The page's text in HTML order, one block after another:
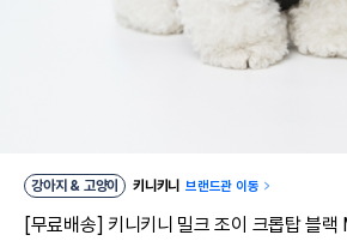
강아지 & 고양이 키니키니 브랜드관 이동
[무료배송] 키니키니 밀크 조이 크롭탑 블